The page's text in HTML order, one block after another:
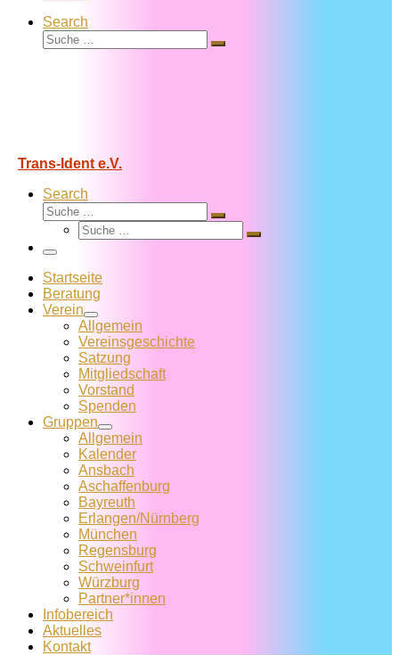
Search
Suche
Suche
Trans-Ident e.V.
Search
Suche
Suche
Suche
Suche
Menü
Startseite
Beratung
Verein
Allgemein
Vereins­geschichte
Satzung
Mitglied­schaft
Vorstand
Spenden
Gruppen
Allgemein
Kalender
Ansbach
Aschaffenburg
Bayreuth
Erlangen/Nürnberg
München
Regensburg
Schweinfurt
Würzburg
Partner*innen
Infobereich
Aktuelles
Kontakt